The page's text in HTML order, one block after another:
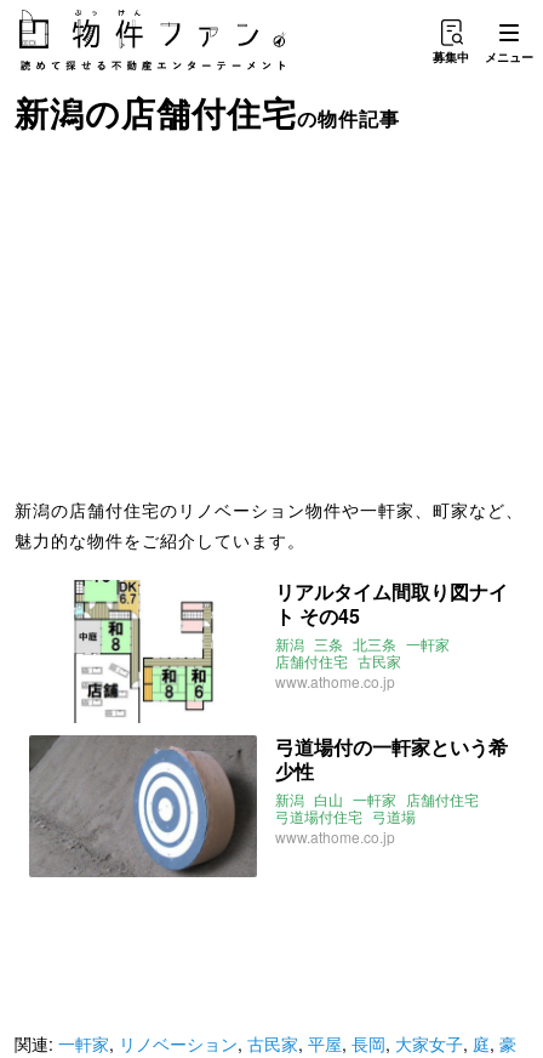
募集中 メニュー
新潟の店舗付住宅の物件記事
新潟の店舗付住宅のリノベーション物件や一軒家、町家など、
魅力的な物件をご紹介しています。
リアルタイム間取り図ナイ
ト その45
新潟 三条 北三条 一軒家
店舗付住宅 古民家
クッキングスクール
YouTuber向け
www.athome.co.jp
弓道場付の一軒家という希
少性
新潟 白山 一軒家
店舗付住宅
弓道場付住宅 弓道場
2019年3月のおすすめ
www.athome.co.jp
関連: 一軒家, リノベーション, 古民家, 平屋, 長岡, 大家女子, 庭, 豪